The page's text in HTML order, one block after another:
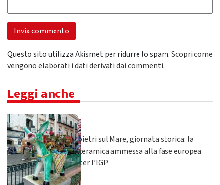
Questo sito utilizza Akismet per ridurre lo spam.Scopri come
vengono elaborati i dati derivati dai commenti.
Leggi anche
Vietri sul Mare, giornata storica: la
ceramica ammessa alla fase europea
per l’IGP